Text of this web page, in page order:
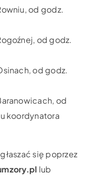
od godz.
od godz.
od godz.
od
koordynatora
się poprzez
lub